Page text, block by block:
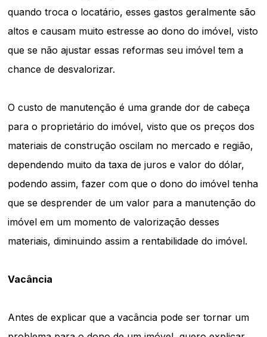
quando troca o locatário, esses gastos geralmente são
altos e causam muito estresse ao dono do imóvel, visto
que se não ajustar essas reformas seu imóvel tem a
chance de desvalorizar.
O custo de manutenção é uma grande dor de cabeça
para o proprietário do imóvel, visto que os preços dos
materiais de construção oscilam no mercado e região,
dependendo muito da taxa de juros e valor do dólar,
podendo assim, fazer com que o dono do imóvel tenha
que se desprender de um valor para a manutenção do
imóvel em um momento de valorização desses
materiais, diminuindo assim a rentabilidade do imóvel.
Vacância
Antes de explicar que a vacância pode ser tornar um